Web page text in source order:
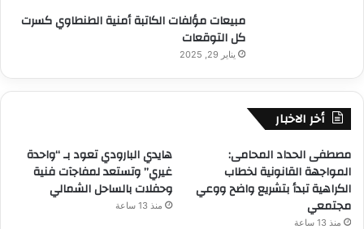
مبيعات مؤلفات الكاتبة أمنية الطنطاوي كسرت
كل التوقعات
يناير 29, 2025
أخر الاخبار
مصطفى الحداد المحامى:
المواجهة القانونية لخطاب
الكراهية تبدأ بتشريع واضح ووعي
مجتمعي
منذ 13 ساعة
هايدي البارودي تعود بـ “واحدة
غيري” وتستعد لمفاجآت فنية
وحفلات بالساحل الشمالي
منذ 13 ساعة